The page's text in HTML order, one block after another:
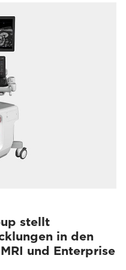
stellt
in den
und Enterprise